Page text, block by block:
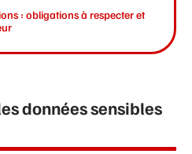
: obligations à respecter et
données sensibles